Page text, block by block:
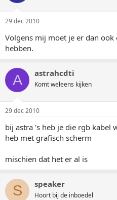
29 dec 2010
Volgens mij moet je er dan
hebben.
A astrahcdti
Komt weleens kijken
29 dec 2010
bij astra 's heb je die rgb kabel
heb met grafisch scherm
mischien dat het er al is
S speaker
Hoort bij de inboedel